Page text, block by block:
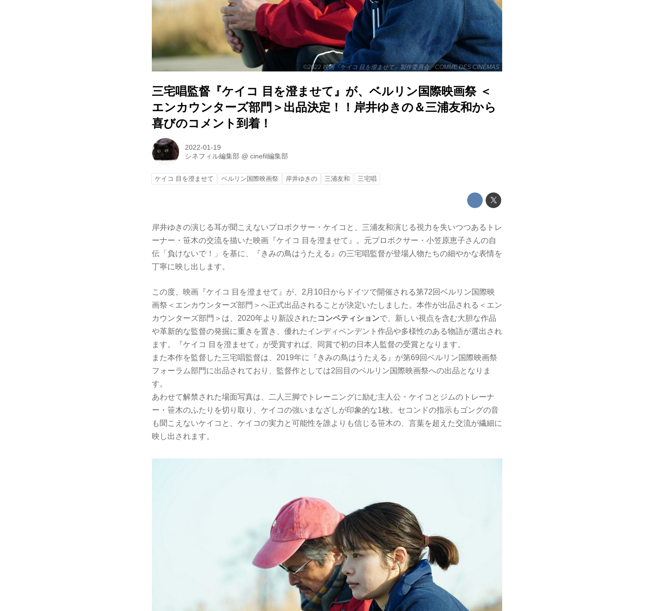
©2022 映画「ケイコ 目を澄ませて」製作委員会／COMME DES CINÉMAS
三宅唱監督『ケイコ 目を澄ませて』が、ベルリン国際映画祭 ＜
エンカウンターズ部門＞出品決定！！岸井ゆきの＆三浦友和から
喜びのコメント到着！
2022-01-19
シネフィル編集部 @cinefil編集部
ケイコ 目を澄ませて ベルリン国際映画祭 岸井ゆきの 三浦友和 三宅唱
岸井ゆきの演じる耳が聞こえないプロボクサー・ケイコと、三浦友和演じる視力を失いつつあるトレ
ーナー・笹木の交流を描いた映画『ケイコ 目を澄ませて』。元プロボクサー・小笠原恵子さんの自
伝「負けないで！」を基に、『きみの鳥はうたえる』の三宅唱監督が登場人物たちの細やかな表情を
丁寧に映し出します。
この度、映画『ケイコ 目を澄ませて』が、2月10日からドイツで開催される第72回ベルリン国際映
画祭＜エンカウンターズ部門＞へ正式出品されることが決定いたしました。本作が出品される＜エン
カウンターズ部門＞は、2020年より新設された コンペティションで、新しい視点を含む大胆な作品
や革新的な監督の発掘に重きを置き、優れたインディペンデント作品や多様性のある物語が選出され
ます。『ケイコ 目を澄ませて』が受賞すれば、同賞で初の日本人監督の受賞となります。
また本作を監督した三宅唱監督は、2019年に『きみの鳥はうたえる』が第69回ベルリン国際映画祭
フォーラム部門に出品されており、監督作としては2回目のベルリン国際映画祭への出品となりま
す。
あわせて解禁された場面写真は、二人三脚でトレーニングに励む主人公・ケイコとジムのトレーナ
ー・笹木のふたりを切り取り、ケイコの強いまなざしが印象的な1枚。セコンドの指示もゴングの音
も聞こえないケイコと、ケイコの実力と可能性を誰よりも信じる笹木の、言葉を超えた交流が繊細に
映し出されます。